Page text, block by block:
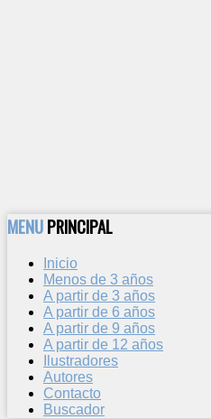
MENUPRINCIPAL
Inicio
Menos de 3 años
A partir de 3 años
A partir de 6 años
A partir de 9 años
A partir de 12 años
Ilustradores
Autores
Contacto
Buscador